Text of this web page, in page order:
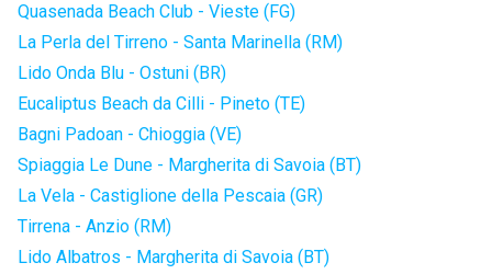
Quasenada Beach Club - Vieste (FG)
La Perla del Tirreno - Santa Marinella (RM)
Lido Onda Blu - Ostuni (BR)
Eucaliptus Beach da Cilli - Pineto (TE)
Bagni Padoan - Chioggia (VE)
Spiaggia Le Dune - Margherita di Savoia (BT)
La Vela - Castiglione della Pescaia (GR)
Tirrena - Anzio (RM)
Lido Albatros - Margherita di Savoia (BT)